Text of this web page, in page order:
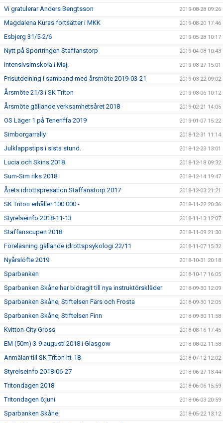
Vi gratulerar Anders Bengtsson 2019-08-28 09:26
Magdalena Kuras fortsätter i MKK 2019-08-20 17:46
Esbjerg 31/5-2/6 2019-05-28 10:17
Nytt på Sportringen Staffanstorp 2019-04-08 10:43
Intensivsimskola i Maj. 2019-03-27 15:01
Prisutdelning i samband med årsmöte 2019-03-21 2019-03-22 09:02
Årsmöte 21/3 i SK Triton 2019-03-06 10:12
Årsmöte gällande verksamhetsåret 2018 2019-02-21 14:05
OS Läger 1 på Teneriffa 2019 2019-01-07 15:22
Simborgarrally 2018-12-31 11:14
Julklappstips i sista stund. 2018-12-23 13:01
Lucia och Skins 2018 2018-12-18 09:32
Sum-Sim riks 2018 2018-12-14 19:47
Årets idrottspresation Staffanstorp 2017 2018-12-03 21:21
SK Triton erhåller 100 000:- 2018-11-22 20:36
Styrelseinfo 2018-11-13 2018-11-13 12:07
Staffanscupen 2018 2018-11-09 21:30
Föreläsning gällande idrottspsykologi 22/11 2018-11-07 15:32
Nyårslöfte 2019 2018-10-31 20:18
Sparbanken 2018-10-17 16:05
Sparbanken Skåne har bidragit till nya instruktörskläder 2018-09-30 12:09
Sparbanken Skåne, Stiftelsen Färs och Frosta 2018-09-30 12:05
Sparbanken Skåne, Stiftelsen Finn 2018-09-30 11:58
Kvitton-City Gross 2018-08-16 17:45
EM (50m) 3-9 augusti 2018 i Glasgow 2018-08-02 11:58
Anmälan till SK Triton ht-18 2018-07-12 12:02
Styrelseinfo 2018-06-27 2018-06-27 13:44
Tritondagen 2018 2018-06-06 15:59
Tritondagen 6:juni 2018-06-03 20:59
Sparbanken Skåne 2018-05-22 13:12